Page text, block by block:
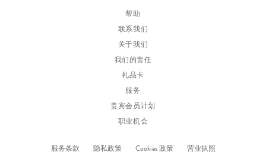
帮助
联系我们
关于我们
我们的责任
礼品卡
服务
贵宾会员计划
职业机会
服务条款 隐私政策 Cookies 政策
营业执照